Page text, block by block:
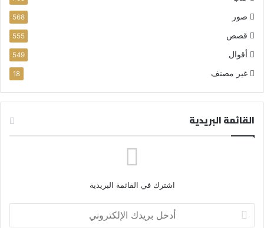
صور 568
قصص 555
أقوال 549
غير مصنف 18
القائمة البريدية
اشترك في القائمة البريدية